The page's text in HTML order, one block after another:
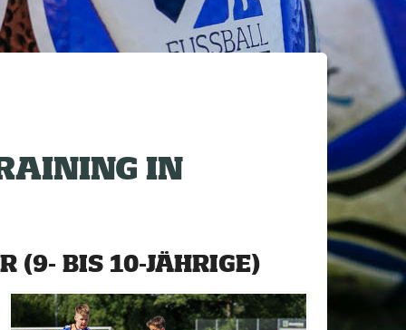
IN
(9- BIS 10-JÄHRIGE)